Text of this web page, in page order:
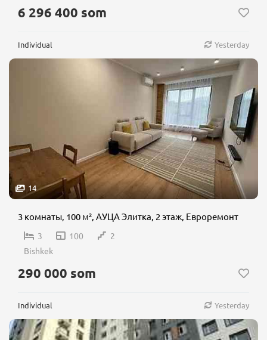
6 296 400 som
Individual Yesterday
14
3 комнаты, 100 м², АУЦА Элитка, 2 этаж, Евроремонт
3 100
2
Bishkek
290 000 som
Individual Yesterday